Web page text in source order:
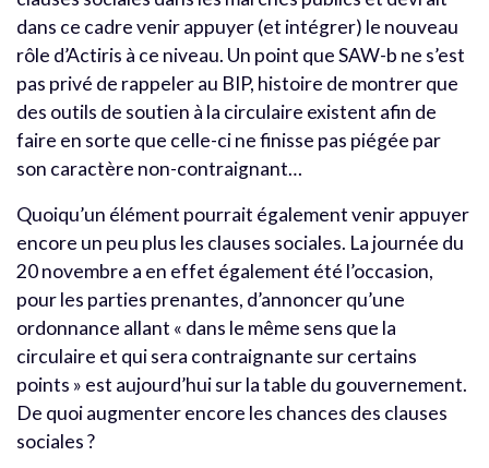
dans ce cadre venir appuyer (et intégrer) le nouveau
rôle d’Actiris à ce niveau. Un point que SAW-b ne s’est
pas privé de rappeler au BIP, histoire de montrer que
des outils de soutien à la circulaire existent afin de
faire en sorte que celle-ci ne finisse pas piégée par
son caractère non-contraignant…
Quoiqu’un élément pourrait également venir appuyer
encore un peu plus les clauses sociales. La journée du
20 novembre a en effet également été l’occasion,
pour les parties prenantes, d’annoncer qu’une
ordonnance allant « dans le même sens que la
circulaire et qui sera contraignante sur certains
points » est aujourd’hui sur la table du gouvernement.
De quoi augmenter encore les chances des clauses
sociales ?